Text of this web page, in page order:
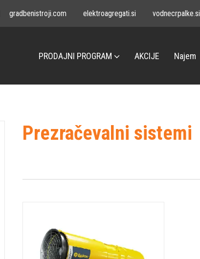
gradbenistroji.com elektroagregati.si vodnecrpalke.si
PRODAJNI PROGRAM AKCIJE Najem
Prezračevalni sistemi